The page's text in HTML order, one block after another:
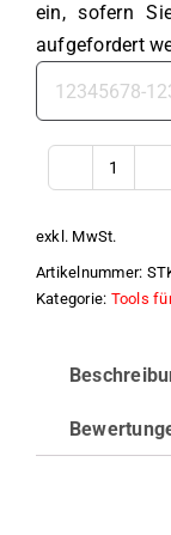
ein, sofern
aufgefordert
Menge
exkl. MwSt.
Artikelnummer:
Kategorie: Tools